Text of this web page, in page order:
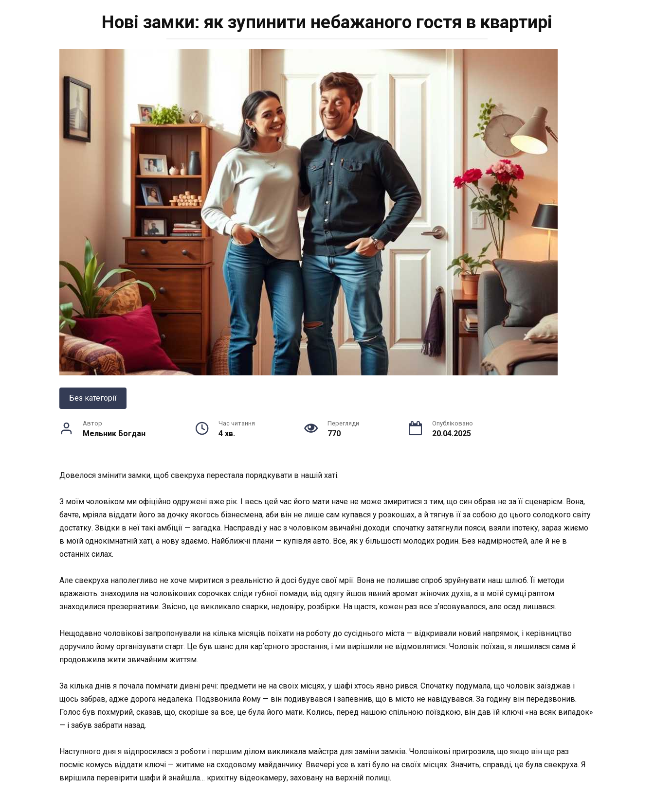
Нові замки: як зупинити небажаного гостя в квартирі
Без категорії
Автор
Мельник Богдан
Час читання
4 хв.
Перегляди
770
Опубліковано
20.04.2025
Довелося змінити замки, щоб свекруха перестала порядкувати в нашій хаті.
З моїм чоловіком ми офіційно одружені вже рік. І весь цей час його мати наче не може змиритися з тим, що син обрав не за її сценарієм. Вона,
бачте, мріяла віддати його за дочку якогось бізнесмена, аби він не лише сам купався у розкошах, а й тягнув її за собою до цього солодкого світу
достатку. Звідки в неї такі амбіції — загадка. Насправді у нас з чоловіком звичайні доходи: спочатку затягнули пояси, взяли іпотеку, зараз жиємо
в моїй однокімнатній хаті, а нову здаємо. Найближчі плани — купівля авто. Все, як у більшості молодих родин. Без надмірностей, але й не в
останніх силах.
Але свекруха наполегливо не хоче миритися з реальністю й досі будує свої мрії. Вона не полишає спроб зруйнувати наш шлюб. Її методи
вражають: знаходила на чоловікових сорочках сліди губної помади, від одягу йшов явний аромат жіночих духів, а в моїй сумці раптом
знаходилися презервативи. Звісно, це викликало сварки, недовіру, розбірки. На щастя, кожен раз все зʼясовувалося, але осад лишався.
Нещодавно чоловікові запропонували на кілька місяців поїхати на роботу до сусіднього міста — відкривали новий напрямок, і керівництво
доручило йому організувати старт. Це був шанс для карʼєрного зростання, і ми вирішили не відмовлятися. Чоловік поїхав, я лишилася сама й
продовжила жити звичайним життям.
За кілька днів я почала помічати дивні речі: предмети не на своїх місцях, у шафі хтось явно рився. Спочатку подумала, що чоловік заїзджав і
щось забрав, адже дорога недалека. Подзвонила йому — він подивувався і запевнив, що в місто не навідувався. За годину він передзвонив.
Голос був похмурий, сказав, що, скоріше за все, це була його мати. Колись, перед нашою спільною поїздкою, він дав їй ключі «на всяк випадок»
— і забув забрати назад.
Наступного дня я відпросилася з роботи і першим ділом викликала майстра для заміни замків. Чоловікові пригрозила, що якщо він ще раз
посміє комусь віддати ключі — житиме на сходовому майданчику. Ввечері усе в хаті було на своїх місцях. Значить, справді, це була свекруха. Я
вирішила перевірити шафи й знайшла… крихітну відеокамеру, заховану на верхній полиці.